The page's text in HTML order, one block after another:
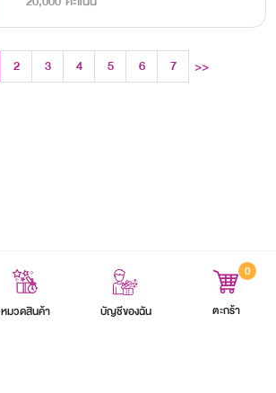
2 3 4 5 6
7
>>
หมวดสินค้า บัญชีของฉัน
0
ตะกร้า
นโยบายความเป็นส่วนตัว แผนผังเว็บไซต์